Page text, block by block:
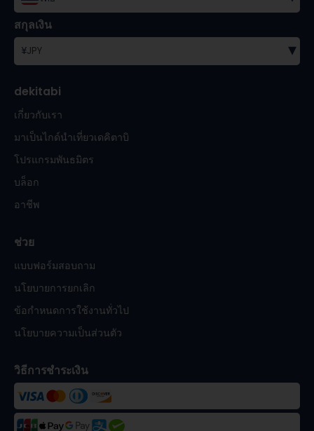
สกุลเงิน
¥JPY ▾
dekitabi
เกี่ยวกับเรา
มาเป็นไกด์นำเที่ยวเดคิตาบิ
โปรแกรมพันธมิตร
บล็อก
อาชีพ
ช่วย
แบบฟอร์มสอบถาม
นโยบายการยกเลิก
ข้อกำหนดการใช้งานทั่วไป
นโยบายความเป็นส่วนตัว
วิธีการชำระเงิน